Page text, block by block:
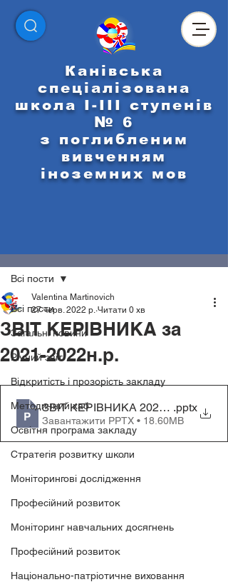
Канівська
спеціалізована
школа І-ІІІ ступенів
№ 6
з поглибленим
вивченням
іноземних мов
Всі пости
Загальні новини
Річний звіт
Відкритість і прозорість закладу
Методичний хаб
Освітня програма закладу
Стратегія розвитку школи
Моніторингові дослідження
Професійний розвиток
Моніторинг навчальних досягнень
Професійний розвиток
Національно-патріотичне виховання
Всі пости
ЗВІТ КЕРІВНИКА за
2021-2022н.р.
Valentina Martinovich
27 черв. 2022 р. Читати 0 хв
ЗВІТ КЕРІВНИКА 2022((Unsaved-
.pptx
Завантажити PPTX • 18.60MB